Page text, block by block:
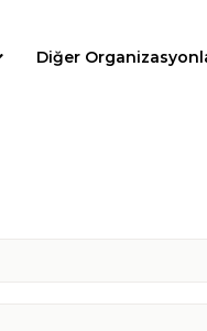
Diğer